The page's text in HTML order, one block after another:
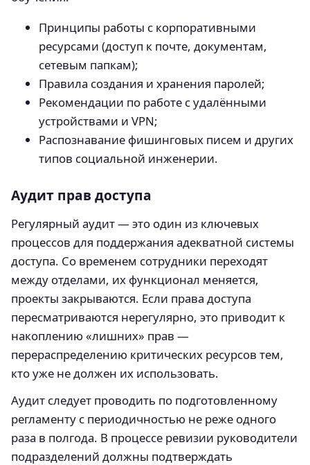
Принципы работы с корпоративными
ресурсами (доступ к почте, документам,
сетевым папкам);
Правила создания и хранения паролей;
Рекомендации по работе с удалёнными
устройствами и VPN;
Распознавание фишинговых писем и других
типов социальной инженерии.
Аудит прав доступа
Регулярный аудит — это один из ключевых
процессов для поддержания адекватной системы
доступа. Со временем сотрудники переходят
между отделами, их функционал меняется,
проекты закрываются. Если права доступа
пересматриваются нерегулярно, это приводит к
накоплению «лишних» прав —
перераспределению критических ресурсов тем,
кто уже не должен их использовать.
Аудит следует проводить по подготовленному
регламенту с периодичностью не реже одного
раза в полгода. В процессе ревизии руководители
подразделений должны подтверждать